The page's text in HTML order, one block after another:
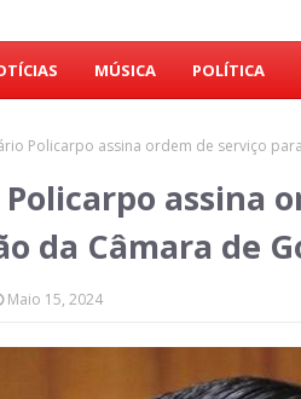
MÚSICA POLÍTICA
Policarpo assina ordem de serviço
assina
da Câmara de
Maio 15, 2024